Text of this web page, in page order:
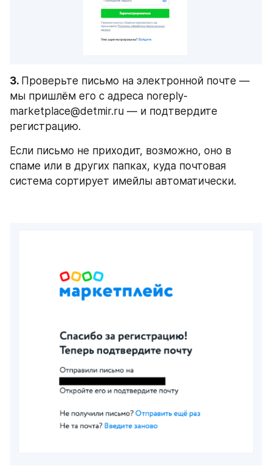
3. Проверьте письмо на электронной почте —
мы пришлём его с адреса noreply-
marketplace@detmir.ru — и подтвердите
регистрацию.
Если письмо не приходит, возможно, оно в
спаме или в других папках, куда почтовая
система сортирует имейлы автоматически.